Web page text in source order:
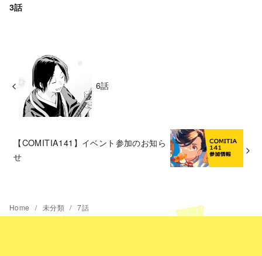
3話
6話
【COMITIA141】イベント参加のお知ら
せ
Home 未分類 7話